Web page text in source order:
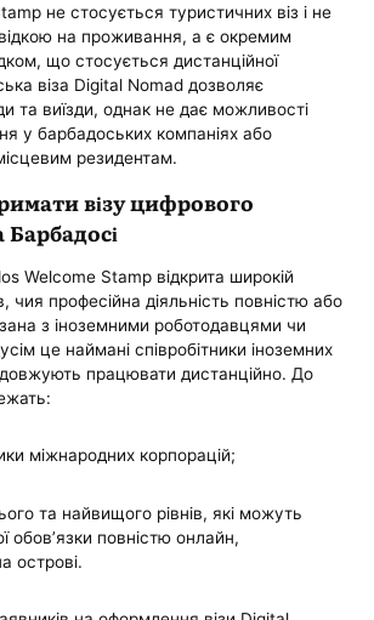
не стосується туристичних віз і не
на проживання, а є окремим
що стосується дистанційної
віза Digital Nomad дозволяє
та виїзди, однак не дає можливості
у барбадоських компаніях або
резидентам.
візу цифрового
Welcome Stamp відкрита широкій
чия професійна діяльність повністю або
з іноземними роботодавцями чи
це наймані співробітники іноземних
працювати дистанційно. До
міжнародних корпорацій;
та найвищого рівнів, які можуть
обов’язки повністю онлайн,
острові.